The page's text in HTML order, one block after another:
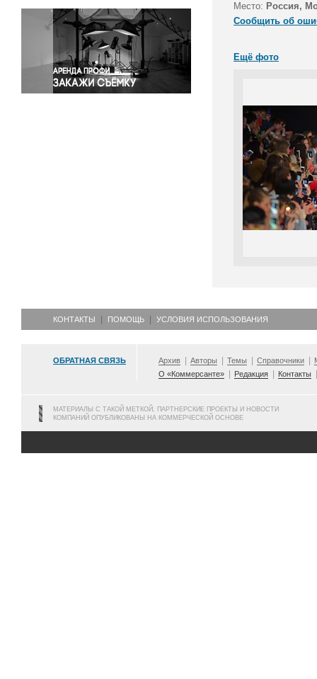
Светская жизнь
Спорт
Экология
Экономика и бизнес
Место: Россия,
Сообщить об
Ещё фото
КОНТАКТЫ ПОМОЩЬ УСЛОВИЯ ИСПОЛЬЗОВАНИЯ
ОБРАТНАЯ СВЯЗЬ Архив Авторы Темы Справочники
О «Коммерсанте»
Редакция Контакты
МАТЕРИАЛЫ С ТАКОЙ МЕТКОЙ, ПАРТНЕРСКИЕ ПРОЕКТЫ И НОВОСТИ
КОМПАНИЙ ОПУБЛИКОВАНЫ НА КОММЕРЧЕСКОЙ ОСНОВЕ